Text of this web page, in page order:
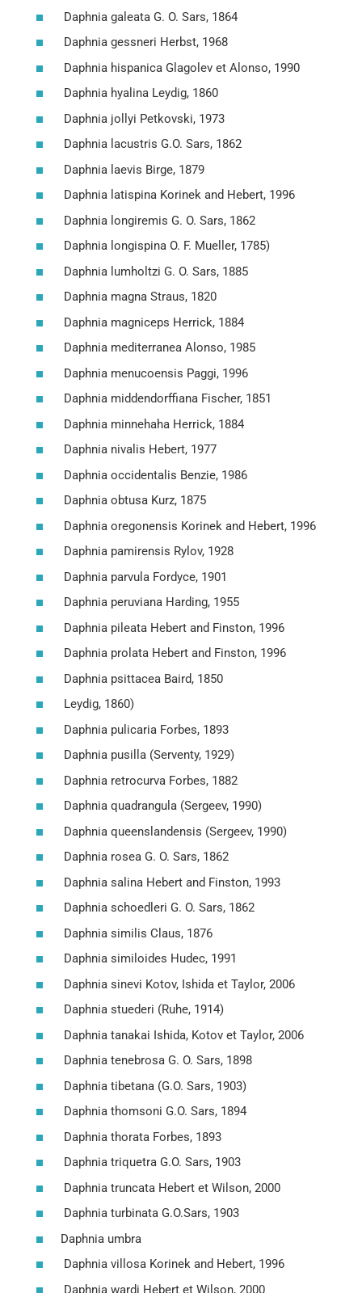
Daphnia galeata G. O. Sars, 1864
Daphnia gessneri Herbst, 1968
Daphnia hispanica Glagolev et Alonso, 1990
Daphnia hyalina Leydig, 1860
Daphnia jollyi Petkovski, 1973
Daphnia lacustris G.O. Sars, 1862
Daphnia laevis Birge, 1879
Daphnia latispina Korinek and Hebert, 1996
Daphnia longiremis G. O. Sars, 1862
Daphnia longispina O. F. Mueller, 1785)
Daphnia lumholtzi G. O. Sars, 1885
Daphnia magna Straus, 1820
Daphnia magniceps Herrick, 1884
Daphnia mediterranea Alonso, 1985
Daphnia menucoensis Paggi, 1996
Daphnia middendorffiana Fischer, 1851
Daphnia minnehaha Herrick, 1884
Daphnia nivalis Hebert, 1977
Daphnia occidentalis Benzie, 1986
Daphnia obtusa Kurz, 1875
Daphnia oregonensis Korinek and Hebert, 1996
Daphnia pamirensis Rylov, 1928
Daphnia parvula Fordyce, 1901
Daphnia peruviana Harding, 1955
Daphnia pileata Hebert and Finston, 1996
Daphnia prolata Hebert and Finston, 1996
Daphnia psittacea Baird, 1850
Leydig, 1860)
Daphnia pulicaria Forbes, 1893
Daphnia pusilla (Serventy, 1929)
Daphnia retrocurva Forbes, 1882
Daphnia quadrangula (Sergeev, 1990)
Daphnia queenslandensis (Sergeev, 1990)
Daphnia rosea G. O. Sars, 1862
Daphnia salina Hebert and Finston, 1993
Daphnia schoedleri G. O. Sars, 1862
Daphnia similis Claus, 1876
Daphnia similoides Hudec, 1991
Daphnia sinevi Kotov, Ishida et Taylor, 2006
Daphnia stuederi (Ruhe, 1914)
Daphnia tanakai Ishida, Kotov et Taylor, 2006
Daphnia tenebrosa G. O. Sars, 1898
Daphnia tibetana (G.O. Sars, 1903)
Daphnia thomsoni G.O. Sars, 1894
Daphnia thorata Forbes, 1893
Daphnia triquetra G.O. Sars, 1903
Daphnia truncata Hebert et Wilson, 2000
Daphnia turbinata G.O.Sars, 1903
Daphnia umbra
Daphnia villosa Korinek and Hebert, 1996
Daphnia wardi Hebert et Wilson, 2000